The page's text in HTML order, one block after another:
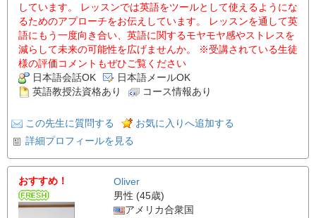
しています。 レッスンでは英語をツールとして使えるようにな
るためのアプローチをお伝えしています。 レッスンを通して英
語にもう一度向き合い、英語に関するモヤモヤ感やストレスを
減らして未来の可能性を広げませんか。 ※受講されている生徒
様の評価コメントもぜひご覧ください
日本語会話OK
日本語メールOK
英語教授法資格あり
コース情報あり
この先生に質問する
お気に入りへ追加する
詳細プロフィールを見る
おすすめ！
Oliver
男性 (45歳)
アメリカ合衆国